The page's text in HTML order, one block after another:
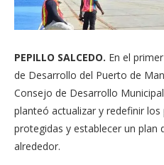
PEPILLO SALCEDO. En el
de Desarrollo del Puerto de
Consejo de Desarrollo
planteó actualizar y redefinir
protegidas y establecer un plan
alrededor.